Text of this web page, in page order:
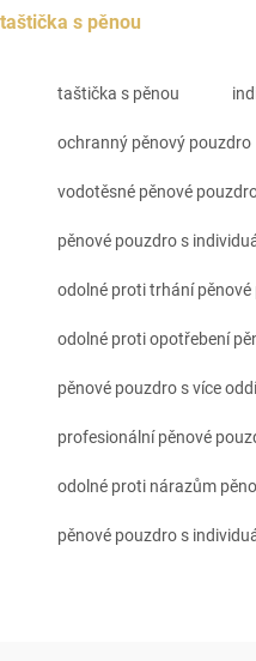
taštička s pěnou
taštička s pěnou
ochranný pěnový pouzdro
vodotěsné pěnové
pěnové pouzdro s
odolné proti trhání pěnové
odolné proti opotřebení
pěnové pouzdro s více
profesionální pěnové
odolné proti nárazům
pěnové pouzdro s